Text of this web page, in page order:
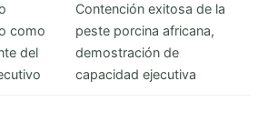
como
del
Contención exitosa de la
peste porcina africana,
demostración de
capacidad ejecutiva